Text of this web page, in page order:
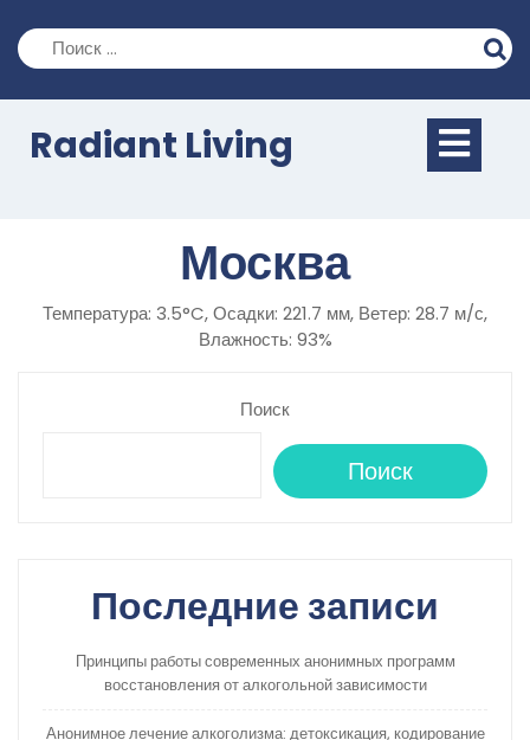
содержимому
Radiant Living
Москва
Температура: 3.5°C, Осадки: 221.7 мм, Ветер: 28.7 м/с,
Влажность: 93%
Поиск
Поиск
Последние записи
Принципы работы современных анонимных программ
восстановления от алкогольной зависимости
Анонимное лечение алкоголизма: детоксикация, кодирование